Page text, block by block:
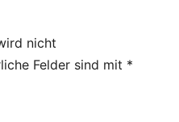
nicht
Felder sind mit *